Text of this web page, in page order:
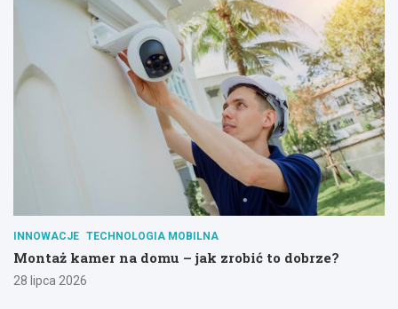
INNOWACJE TECHNOLOGIA MOBILNA
Montaż kamer na domu – jak zrobić to dobrze?
28 lipca 2026